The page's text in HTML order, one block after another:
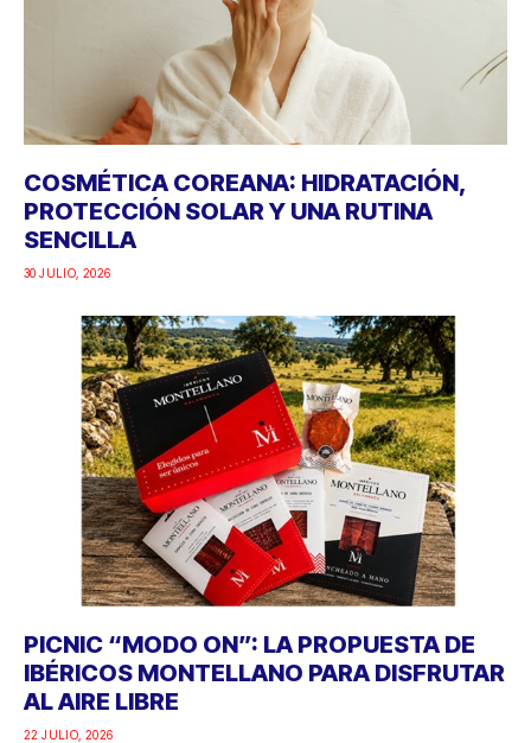
COSMÉTICA COREANA: HIDRATACIÓN,
PROTECCIÓN SOLAR Y UNA RUTINA
SENCILLA
30 JULIO, 2026
PICNIC “MODO ON”: LA PROPUESTA DE
IBÉRICOS MONTELLANO PARA DISFRUTAR
AL AIRE LIBRE
22 JULIO, 2026